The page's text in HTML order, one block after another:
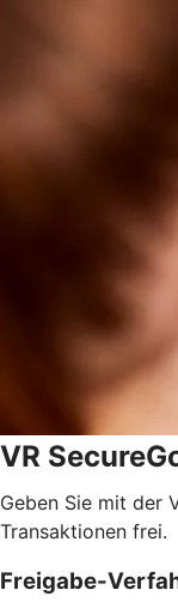
VR
Geben Sie mit der
Transaktionen frei.
Freigabe-